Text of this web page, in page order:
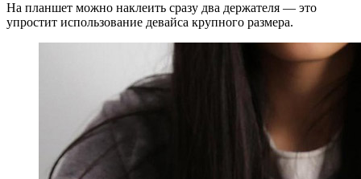
На планшет можно наклеить сразу два держателя — это
упростит использование девайса крупного размера.